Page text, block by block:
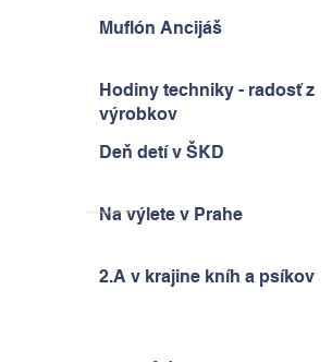
Muflón Ancijáš
Hodiny techniky - radosť z
výrobkov
Deň detí v ŠKD
Na výlete v Prahe
2.A v krajine kníh a psíkov